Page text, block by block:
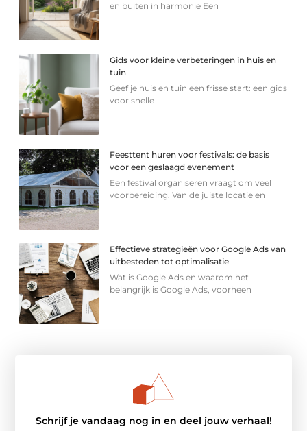
en buiten in harmonie Een
Gids voor kleine verbeteringen in huis en
tuin
Geef je huis en tuin een frisse start: een gids
voor snelle
Feesttent huren voor festivals: de basis
voor een geslaagd evenement
Een festival organiseren vraagt om veel
voorbereiding. Van de juiste locatie en
Effectieve strategieën voor Google Ads van
uitbesteden tot optimalisatie
Wat is Google Ads en waarom het
belangrijk is Google Ads, voorheen
Schrijf je vandaag nog in en deel jouw verhaal!